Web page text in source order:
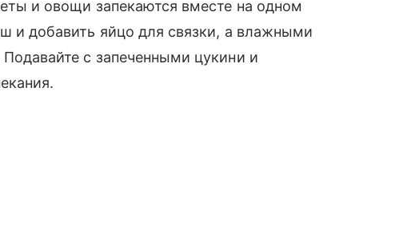
и овощи запекаются вместе на одном
добавить яйцо для связки, а влажными
с запеченными цукини и